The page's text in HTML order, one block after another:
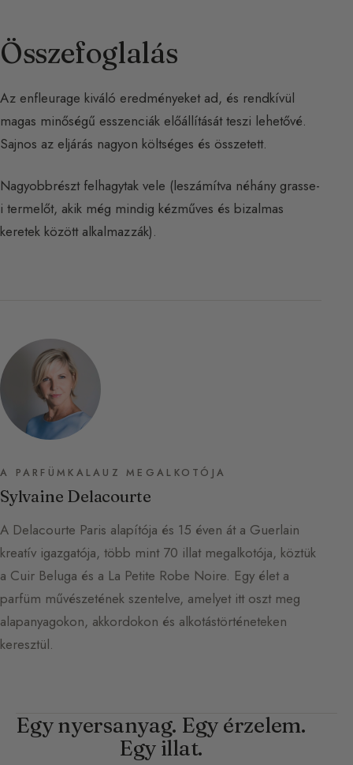
Összefoglalás
Az enfleurage kiváló eredményeket ad, és rendkívül
magas minőségű esszenciák előállítását teszi lehetővé.
Sajnos az eljárás nagyon költséges és összetett.
Nagyobbrészt felhagytak vele (leszámítva néhány grasse-
i termelőt, akik még mindig kézműves és bizalmas
keretek között alkalmazzák).
A PARFÜMKALAUZ MEGALKOTÓJA
Sylvaine Delacourte
A Delacourte Paris alapítója és 15 éven át a Guerlain
kreatív igazgatója, több mint 70 illat megalkotója, köztük
a Cuir Beluga és a La Petite Robe Noire. Egy élet a
parfüm művészetének szentelve, amelyet itt oszt meg
alapanyagokon, akkordokon és alkotástörténeteken
keresztül.
Egy nyersanyag. Egy érzelem.
Egy illat.